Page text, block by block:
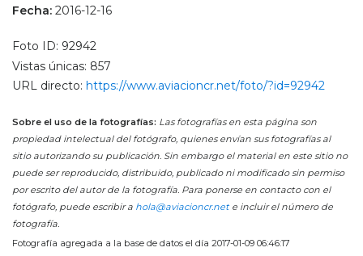
Fecha: 2016-12-16
Foto ID: 92942
Vistas únicas: 857
URL directo: https://www.aviacioncr.net/foto/?id=92942
Sobre el uso de la fotografías: Las fotografías en esta página son
propiedad intelectual del fotógrafo, quienes envían sus fotografías al
sitio autorizando su publicación. Sin embargo el material en este sitio no
puede ser reproducido, distribuido, publicado ni modificado sin permiso
por escrito del autor de la fotografía. Para ponerse en contacto con el
fotógrafo, puede escribir a hola@aviacioncr.nete incluir el número de
fotografía.
Fotografía agregada a la base de datos el día 2017-01-09 06:46:17